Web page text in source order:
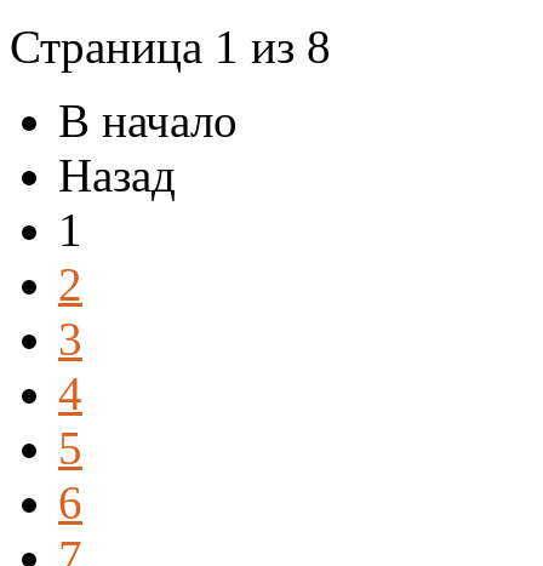
Страница 1 из 8
В начало
Назад
1
2
3
4
5
6